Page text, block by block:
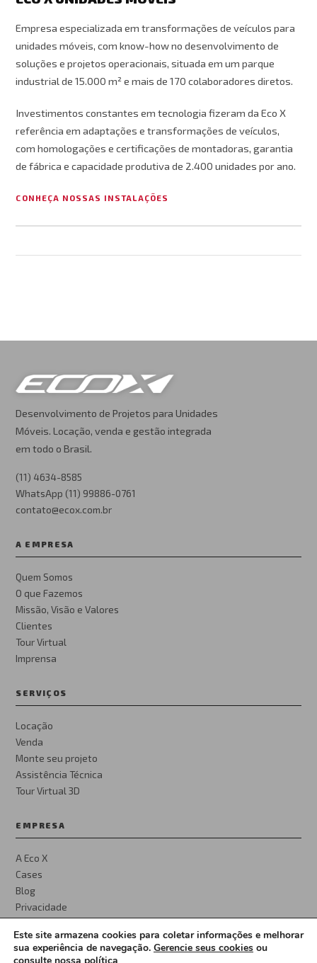
Empresa especializada em transformações de veículos para
unidades móveis, com know-how no desenvolvimento de
soluções e projetos operacionais, situada em um parque
industrial de 15.000 m² e mais de 170 colaboradores diretos.
Investimentos constantes em tecnologia fizeram da Eco X
referência em adaptações e transformações de veículos,
com homologações e certificações de montadoras, garantia
de fábrica e capacidade produtiva de 2.400 unidades por ano.
CONHEÇA NOSSAS INSTALAÇÕES
Desenvolvimento de Projetos para Unidades
Móveis. Locação, venda e gestão integrada
em todo o Brasil.
(11) 4634-8585
WhatsApp (11) 99886-0761
contato@ecox.com.br
A EMPRESA
Quem Somos
O que Fazemos
Missão, Visão e Valores
Clientes
Tour Virtual
Imprensa
SERVIÇOS
Locação
Venda
Monte seu projeto
Assistência Técnica
Tour Virtual 3D
EMPRESA
A Eco X
Cases
Blog
Privacidade
Este site armazena cookies para coletar informações e melhorar
sua experiência de navegação. Gerencie seus cookies ou